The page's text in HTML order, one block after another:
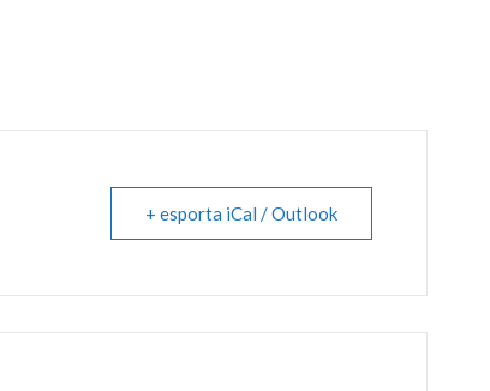
+ esporta iCal / Outlook